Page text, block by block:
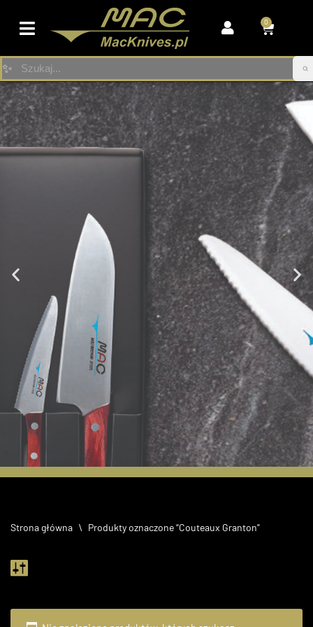
Przejdź
do
treści
0
✨
60 lecie MAC
Strona główna \ Produkty oznaczone “Couteaux Granton”